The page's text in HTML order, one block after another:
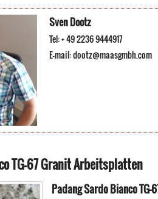
Sven Dootz
Tel: + 49 2236 9444917
E-mail:dootz@maasgmbh.com
TG-67 Granit Arbeitsplatten
Padang Sardo Bianco TG-